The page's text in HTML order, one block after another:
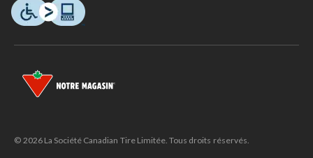
© 2026 La Société Canadian Tire Limitée. Tous droits réservés.